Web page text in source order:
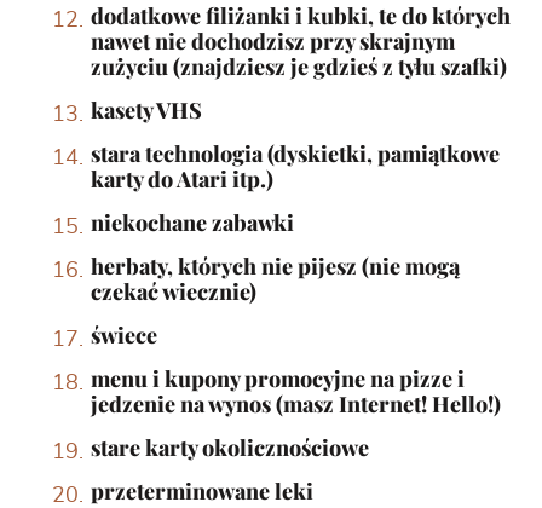
dodatkowe filiżanki i kubki, te do których
nawet nie dochodzisz przy skrajnym
zużyciu (znajdziesz je gdzieś z tyłu szafki)
kasety VHS
stara technologia (dyskietki, pamiątkowe
karty do Atari itp.)
niekochane zabawki
herbaty, których nie pijesz (nie mogą
czekać wiecznie)
świece
menu i kupony promocyjne na pizze i
jedzenie na wynos (masz Internet! Hello!)
stare karty okolicznościowe
przeterminowane leki